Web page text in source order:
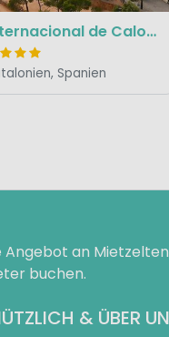
Internacional de Calonge
Spanien
Angebot an
buchen.
& ÜBER